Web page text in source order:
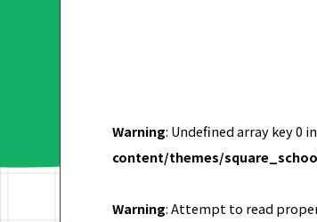
Warning: Undefined array key 0 in
content/themes/
Warning: Attempt to read